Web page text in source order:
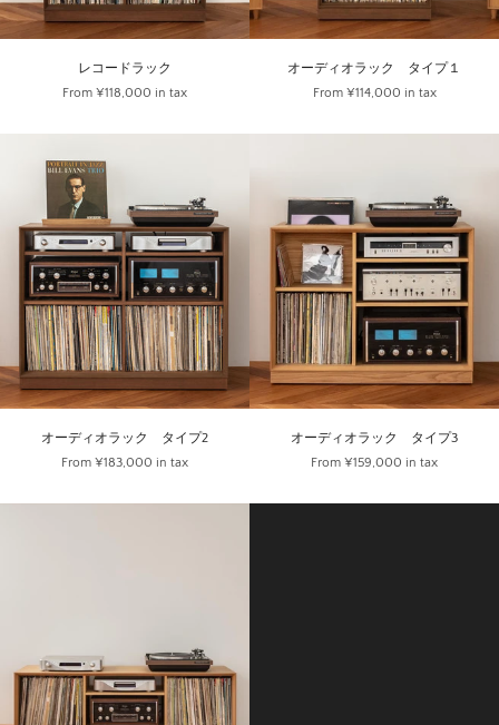
レコードラック
From ¥118,000 in tax
オーディオラック タイプ１
From¥114,000 in tax
オーディオラック タイプ2
From ¥183,000 in tax
オーディオラック タイプ3
From ¥159,000 in tax